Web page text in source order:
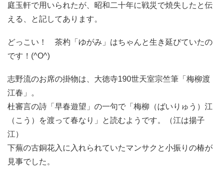
庭玉軒で用いられたが、昭和二十年に戦災で焼失したと伝
える、と記してあります。
どっこい！ 茶杓「ゆがみ」はちゃんと生き延びていたの
です！(^O^)
志野流のお席の掛物は、大徳寺190世天室宗竺筆「梅柳渡
江春」。
杜審言の詩「早春遊望」の一句で「梅柳（ばいりゅう）江
（こう）を渡って春なり」と読むようです。（江は揚子
江）
下蕪の古銅花入に入れられていたマンサクと小振りの椿が
見事でした。